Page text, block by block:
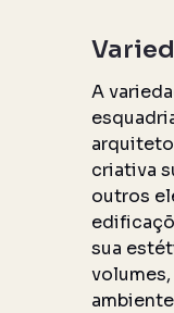
A
criativa
outros
sua